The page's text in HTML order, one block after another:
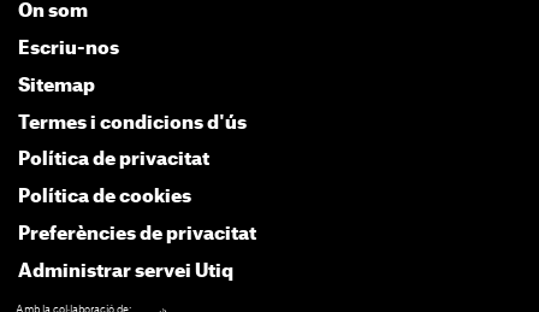
On som
Escriu-nos
Sitemap
Termes i condicions d'ús
Política de privacitat
Política de cookies
Preferències de privacitat
Administrar servei Utiq